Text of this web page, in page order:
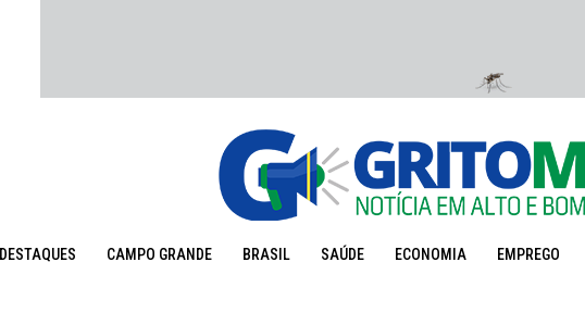
DESTAQUES CAMPO GRANDE BRASIL SAÚDE ECONOMIA EMPREGO